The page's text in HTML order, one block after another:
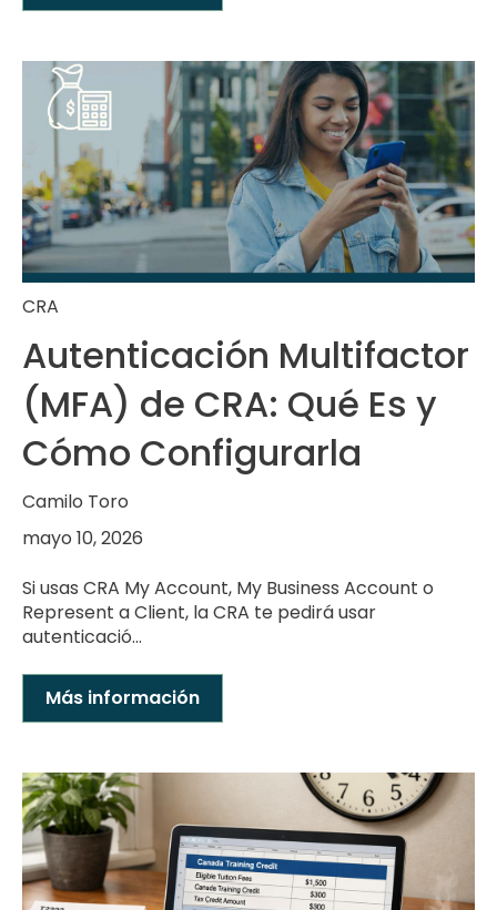
CRA
Autenticación Multifactor
(MFA) de CRA: Qué Es y
Cómo Configurarla
Camilo Toro
mayo 10, 2026
Si usas CRA My Account, My Business Account o
Represent a Client, la CRA te pedirá usar
autenticació...
Más información